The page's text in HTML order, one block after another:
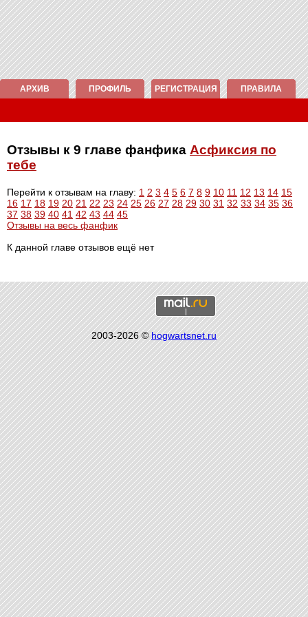
АРХИВ ПРОФИЛЬ РЕГИСТРАЦИЯ ПРАВИЛА
Отзывы к 9 главе фанфика Асфиксия по
тебе
Перейти к отзывам на главу: 1 2 3 4 5 6 7 8 9 10 11 12 13 14 15
16 17 18 19 20 21 22 23 24 25 26 27 28 29 30 31 32 33 34 35 36
37 38 39 40 41 42 43 44 45
Отзывы на весь фанфик
К данной главе отзывов ещё нет
2003-2026 ©hogwartsnet.ru